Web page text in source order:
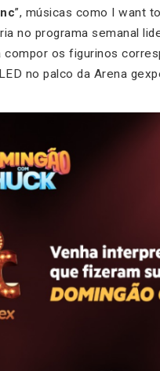
”, músicas como I want
no programa semanal
os figurinos
no palco da Arena